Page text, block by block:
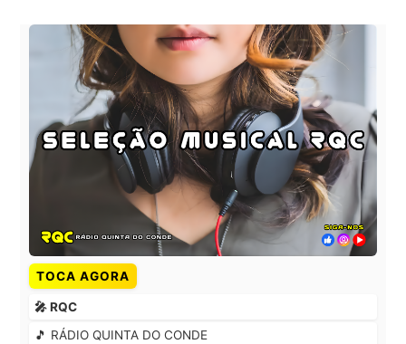
TOCA AGORA
🎤 RQC
🎵 RÁDIO QUINTA DO CONDE